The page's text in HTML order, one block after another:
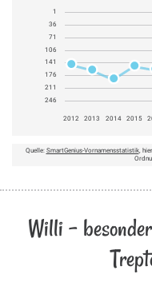
1
36
71
106
141
176
211
246
2012 2013 2014 2015
Quelle: SmartGenius-Vornamensstatistik,
Willi -